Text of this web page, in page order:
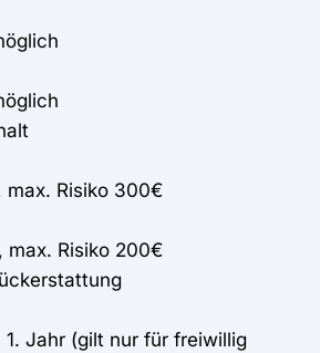
max. Risiko 300€
max. Risiko 200€
Jahr (gilt nur für freiwillig